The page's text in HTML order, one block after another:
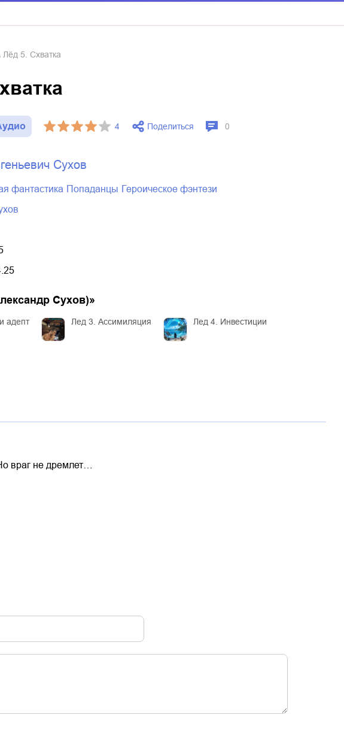
Лёд 5. Схватка
4 Поделиться 0
Сухов
фантастика попаданцы
героическое фэнтези
Сухов)»
адепт Лед 3. Ассимиляция Лед 4. Инвестиции
враг не дремлет…